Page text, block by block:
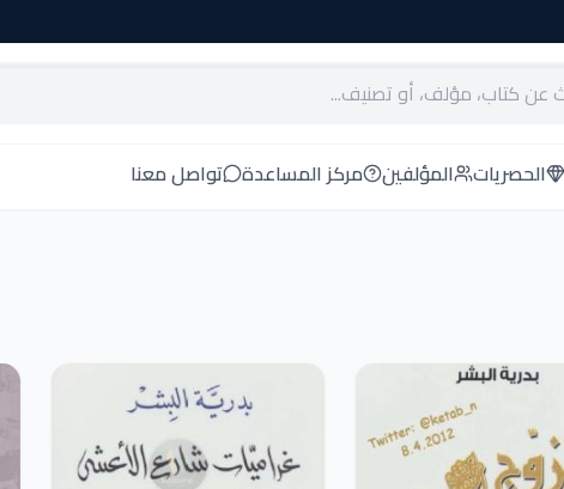
الحصريات المؤلفين مركز المساعدة تواصل معنا